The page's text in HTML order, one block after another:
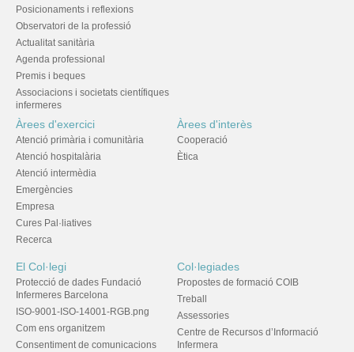
Posicionaments i reflexions
Observatori de la professió
Actualitat sanitària
Agenda professional
Premis i beques
Associacions i societats científiques
infermeres
Àrees d'exercici
Atenció primària i comunitària
Atenció hospitalària
Atenció intermèdia
Emergències
Empresa
Cures Pal·liatives
Recerca
Àrees d'interès
Cooperació
Ètica
El Col·legi
Protecció de dades Fundació
Infermeres Barcelona
ISO-9001-ISO-14001-RGB.png
Com ens organitzem
Consentiment de comunicacions
Col·legiades
Propostes de formació COIB
Treball
Assessories
Centre de Recursos d’Informació
Infermera